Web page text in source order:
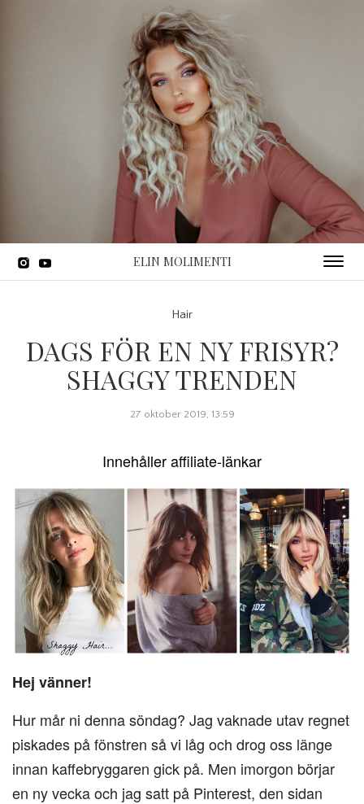
ELIN MOLIMENTI Toggle
Hair
DAGS FÖR EN NY FRISYR?
SHAGGY TRENDEN
27 oktober 2019, 13:59
Innehåller affiliate-länkar
Hej vänner!
Hur mår ni denna söndag? Jag vaknade utav regnet
piskades på fönstren så vi låg och drog oss länge
innan kaffebryggaren gick på. Men imorgon börjar
en ny vecka och jag satt på Pinterest, den sidan